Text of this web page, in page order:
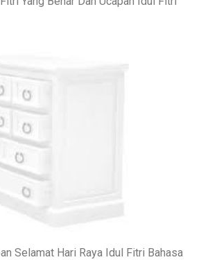
Selamat Hari Raya Idul Fitri Bahasa